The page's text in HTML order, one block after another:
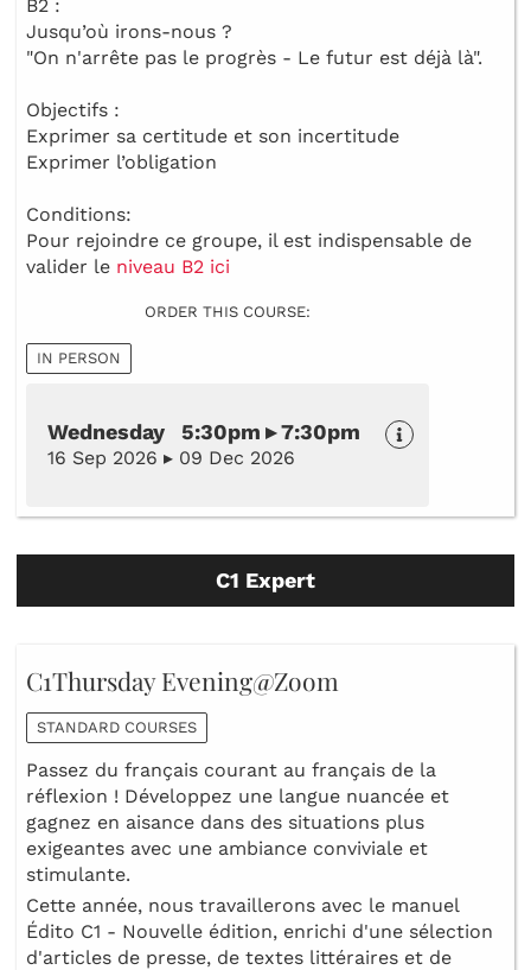
B2 :
Jusqu’où irons-nous ?
"On n'arrête pas le progrès - Le futur est déjà là".
Objectifs :
Exprimer sa certitude et son incertitude
Exprimer l’obligation
Conditions:
Pour rejoindre ce groupe, il est indispensable de
valider le niveau B2 ici
ORDER THIS COURSE:
IN PERSON
Wednesday 5:30pm ▸ 7:30pm
16 Sep 2026 ▸ 09 Dec 2026
C1 Expert
C1Thursday Evening@Zoom
STANDARD COURSES
Passez du français courant au français de la
réflexion ! Développez une langue nuancée et
gagnez en aisance dans des situations plus
exigeantes avec une ambiance conviviale et
stimulante.
Cette année, nous travaillerons avec le manuel
Édito C1 - Nouvelle édition, enrichi d'une sélection
d'articles de presse, de textes littéraires et de